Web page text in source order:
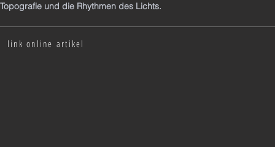
Topografie und die Rhythmen des Lichts.
link online artikel